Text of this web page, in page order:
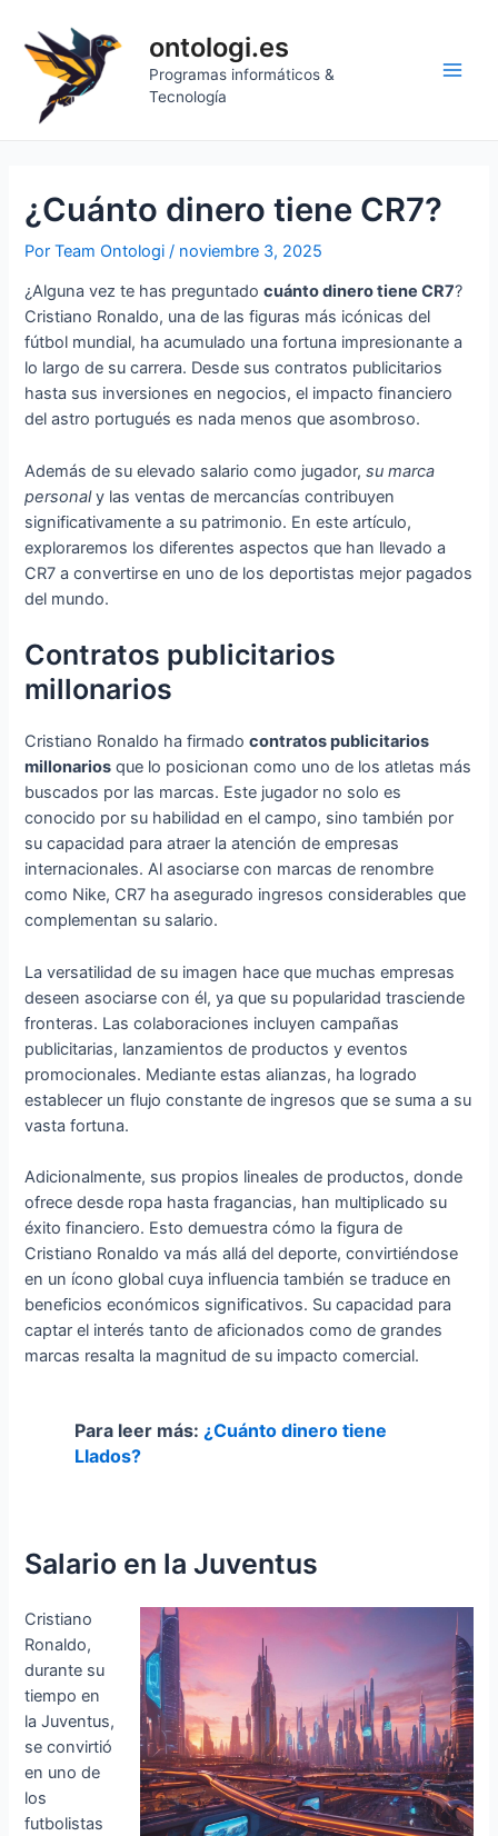
contenido
ontologi.es
Programas informáticos &
Tecnología
¿Cuánto dinero tiene CR7?
PorTeam Ontologi/ noviembre 3, 2025
¿Alguna vez te has preguntadocuánto dinero tiene CR7?
Cristiano Ronaldo, una de las figuras más icónicas del
fútbol mundial, ha acumulado una fortuna impresionante a
lo largo de su carrera. Desde sus contratos publicitarios
hasta sus inversiones en negocios, el impacto financiero
del astro portugués es nada menos que asombroso.
Además de su elevado salario como jugador,su marca
personaly las ventas de mercancías contribuyen
significativamente a su patrimonio. En este artículo,
exploraremos los diferentes aspectos que han llevado a
CR7 a convertirse en uno de los deportistas mejor pagados
del mundo.
Contratos publicitarios
millonarios
Cristiano Ronaldo ha firmadocontratos publicitarios
millonarios que lo posicionan como uno de los atletas más
buscados por las marcas. Este jugador no solo es
conocido por su habilidad en el campo, sino también por
su capacidad para atraer la atención de empresas
internacionales. Al asociarse con marcas de renombre
como Nike, CR7 ha asegurado ingresos considerables que
complementan su salario.
La versatilidad de su imagen hace que muchas empresas
deseen asociarse con él, ya que su popularidad trasciende
fronteras. Las colaboraciones incluyen campañas
publicitarias, lanzamientos de productos y eventos
promocionales. Mediante estas alianzas, ha logrado
establecer un flujo constante de ingresos que se suma a su
vasta fortuna.
Adicionalmente, sus propios lineales de productos, donde
ofrece desde ropa hasta fragancias, han multiplicado su
éxito financiero. Esto demuestra cómo la figura de
Cristiano Ronaldo va más allá del deporte, convirtiéndose
en un ícono global cuya influencia también se traduce en
beneficios económicos significativos. Su capacidad para
captar el interés tanto de aficionados como de grandes
marcas resalta la magnitud de su impacto comercial.
Para leer más: ¿Cuánto dinero tiene
Llados?
Salario en la Juventus
Cristiano
Ronaldo,
durante su
tiempo en
la Juventus,
se convirtió
en uno de
los
futbolistas